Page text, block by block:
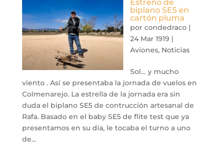
Estreno de
biplano SE5 en
cartón pluma
por condedraco|
24 Mar 1919 |
Aviones, Noticias
Sol… y mucho
viento . Así se presentaba la jornada de vuelos en
Colmenarejo. La estrella de la jornada era sin
duda el biplano SE5 de contrucción artesanal de
Rafa. Basado en el baby SE5 de flite test que ya
presentamos en su día, le tocaba el turno a uno
de...